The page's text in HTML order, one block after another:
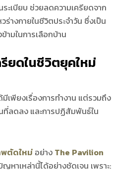
ะเบียบ ช่วยลดความเครียดจาก
ร่างกายในชีวิตประจำวัน ซึ่งเป็น
มในการเลือกบ้าน
ยดในชีวิตยุคใหม่
เพียงเรื่องการทำงาน แต่รวมถึง
ที่ลดลง และการปฏิสัมพันธ์ใน
พตัดใหม่ อย่าง The Pavilion
หาเหล่านี้ได้อย่างชัดเจน เพราะ: